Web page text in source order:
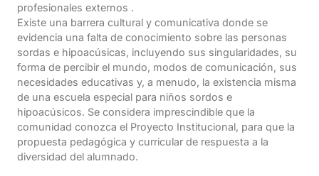
profesionales externos .
Existe una barrera cultural y comunicativa donde se
evidencia una falta de conocimiento sobre las personas
sordas e hipoacúsicas, incluyendo sus singularidades, su
forma de percibir el mundo, modos de comunicación, sus
necesidades educativas y, a menudo, la existencia misma
de una escuela especial para niños sordos e
hipoacúsicos. Se considera imprescindible que la
comunidad conozca el Proyecto Institucional, para que la
propuesta pedagógica y curricular de respuesta a la
diversidad del alumnado.